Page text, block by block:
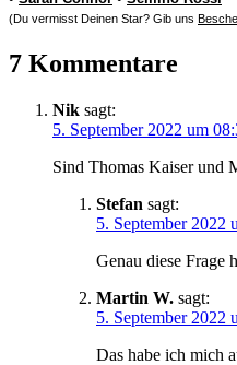
(Du vermisst Deinen Star? Gib uns
7 Kommentare
Nik sagt:
5. September 2022 um
Sind Thomas Kaiser und
Stefan sagt:
5. September 2022
Genau diese Frage
Martin W. sagt:
5. September 2022
Das habe ich mich